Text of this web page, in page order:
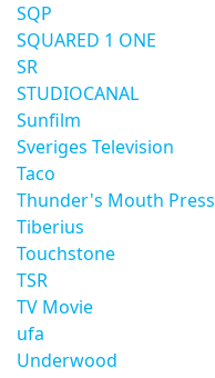
SQP
SQUARED 1 ONE
SR
STUDIOCANAL
Sunfilm
Sveriges Television
Taco
Thunder's Mouth Press
Tiberius
Touchstone
TSR
TV Movie
ufa
Underwood